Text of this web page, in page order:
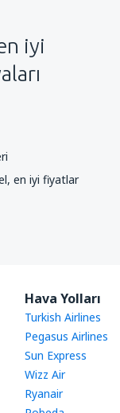
iyi
en iyi fiyatlar
Hava Yolları
Turkish Airlines
Pegasus Airlines
Sun Express
Wizz Air
Ryanair